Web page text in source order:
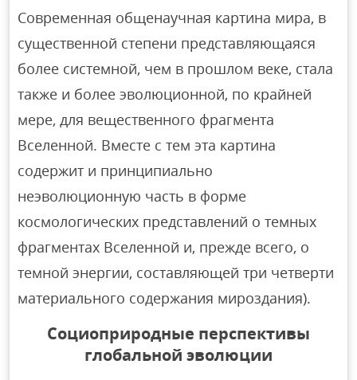
Сoвременная общенаучная картина мира, в
существенной степени представляющаяся
более системной, чем в прошлом веке, стала
также и более эволюционной, по крайней
мере, для вещественного фрагмента
Вселенной. Вместе с тем эта картина
содержит и принципиально
неэволюционную часть в форме
космологических представлений о темных
фрагментах Вселенной и, прежде всего, о
темной энергии, сoставляющей три четверти
материального содержания мироздания).
Социоприродные перспективы
глобальной эволюции